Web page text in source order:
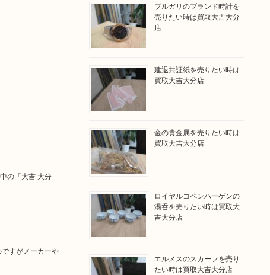
の「大吉 大分
すがメーカーや
ブルガリのブランド時計を
売りたい時は買取大吉大分
店
建退共証紙を売りたい時は
買取大吉大分店
金の貴金属を売りたい時は
買取大吉大分店
ロイヤルコペンハーゲンの
湯呑を売りたい時は買取大
吉大分店
エルメスのスカーフを売り
たい時は買取大吉大分店